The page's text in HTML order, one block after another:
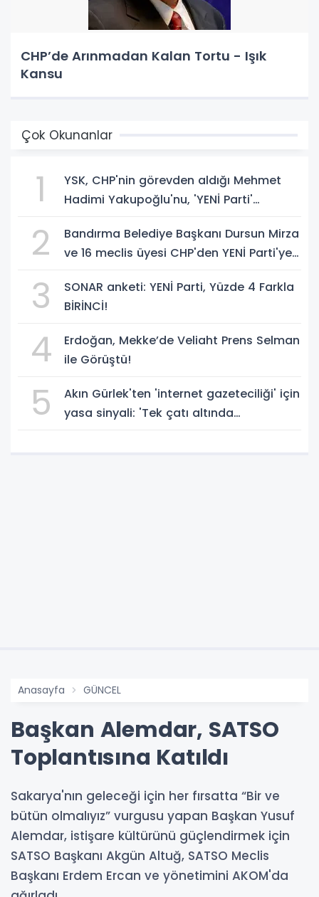
CHP’de Arınmadan Kalan Tortu - Işık
Kansu
Çok Okunanlar
1
YSK, CHP'nin görevden aldığı Mehmet
Hadimi Yakupoğlu'nu, 'YENİ Parti'
2
Bandırma Belediye Başkanı Dursun Mirza
ve 16 meclis üyesi CHP'den YENİ Parti'ye
3
SONAR anketi: YENİ Parti, Yüzde 4 Farkla
BİRİNCİ!
4
Erdoğan, Mekke’de Veliaht Prens Selman
ile Görüştü!
5
Akın Gürlek'ten 'internet gazeteciliği' için
yasa sinyali: 'Tek çatı altında
Anasayfa GÜNCEL
Başkan Alemdar, SATSO
Toplantısına Katıldı
Sakarya'nın geleceği için her fırsatta “Bir ve
bütün olmalıyız” vurgusu yapan Başkan Yusuf
Alemdar, istişare kültürünü güçlendirmek için
SATSO Başkanı Akgün Altuğ, SATSO Meclis
Başkanı Erdem Ercan ve yönetimini AKOM'da